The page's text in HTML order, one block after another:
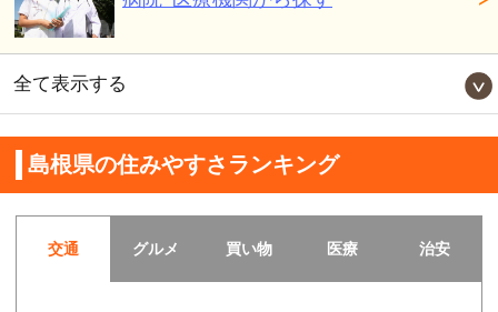
全て表示する
島根県の住みやすさランキング
交通 グルメ 買い物 医療 治安